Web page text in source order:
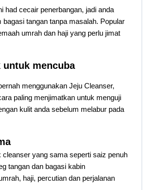
had cecair penerbangan, jadi anda
bagasi tangan tanpa masalah. Popular
umrah dan haji yang perlu jimat
untuk mencuba
menggunakan Jeju Cleanser,
paling menjimatkan untuk menguji
kulit anda sebelum melabur pada
cleanser yang sama seperti saiz penuh
tangan dan bagasi kabin
haji, percutian dan perjalanan